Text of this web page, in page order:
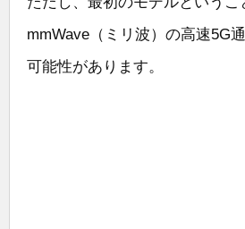
mmWave（ミリ波）の高速5G
可能性があります。